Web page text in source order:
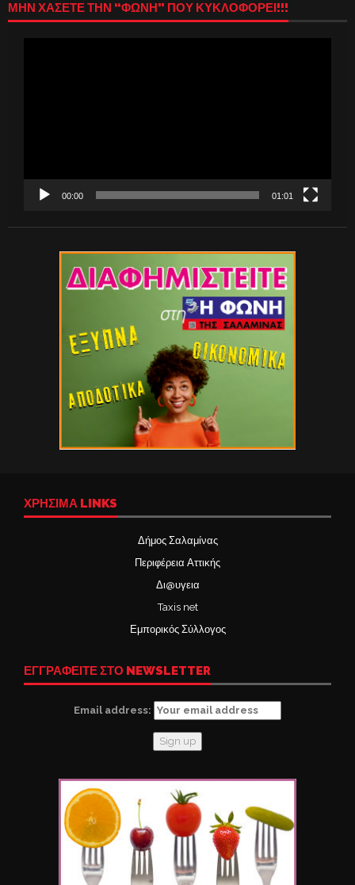
ΜΗΝ ΧΑΣΕΤΕ ΤΗΝ “ΦΩΝΗ” ΠΟΥ ΚΥΚΛΟΦΟΡΕΙ!!!
00:00 01:01
ΧΡΉΣΙΜΑ LINKS
Δήμος Σαλαμίνας
Περιφέρεια Αττικής
Δι@υγεια
Taxis net
Εμπορικός Σύλλογος
ΕΓΓΡΑΦΕΙΤΕ ΣΤΟ NEWSLETTER
Email address: